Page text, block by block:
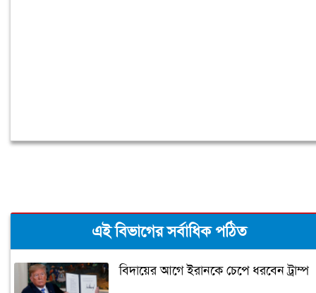
এই বিভাগের সর্বাধিক পঠিত
বিদায়ের আগে ইরানকে চেপে ধরবেন ট্রাম্প